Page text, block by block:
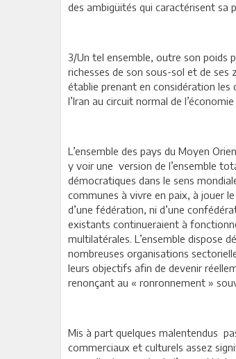
des ambigüités qui caractérisent sa
3/Un tel ensemble, outre son poids
richesses de son sous-sol et de
établie prenant en considération
l’Iran au circuit normal de
L’ensemble des pays du Moyen
y voir une version de l’ensemble
démocratiques dans le sens
communes à vivre en paix, à jouer
d’une fédération, ni d’une
existants continueraient à
multilatérales. L’ensemble dispose
nombreuses organisations
leurs objectifs afin de devenir
renonçant au « ronronnement »
Mis à part quelques malentendus
commerciaux et culturels assez